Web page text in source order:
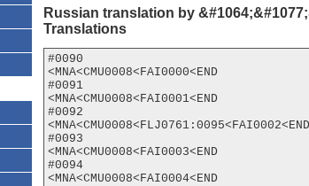
Russian translation by
Translations
#0090
<MNA<CMU0008<FAI0000<END
#0091
<MNA<CMU0008<FAI0001<END
#0092
<MNA<CMU0008<FLJ0761:0095<FAI0002<END
#0093
<MNA<CMU0008<FAI0003<END
#0094
<MNA<CMU0008<FAI0004<END